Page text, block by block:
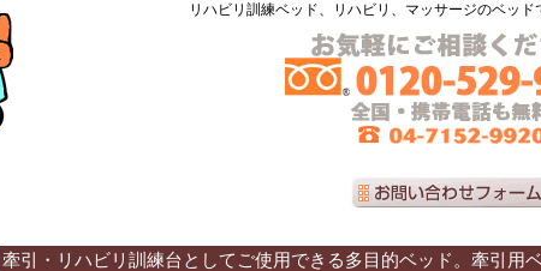
リハビリ訓練ベッド、リハビリ、マッサージのベッド
牽引・リハビリ訓練台としてご使用できる多目的ベッド。牽引用ベ